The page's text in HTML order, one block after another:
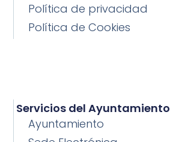
Servicios del Ayuntamiento
Ayuntamiento
Política de privacidad
Política de Cookies